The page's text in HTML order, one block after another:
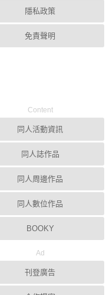
隱私政策
免責聲明
Content
同人活動資訊
同人誌作品
同人周邊作品
同人數位作品
BOOKY
Ad
刊登廣告